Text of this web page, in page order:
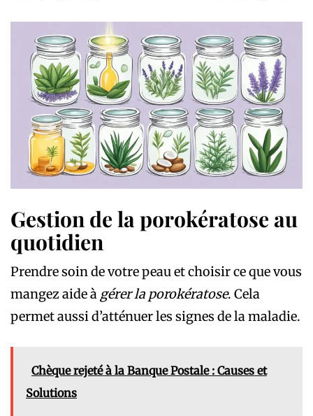
Gestion de la porokératose au
quotidien
Prendre soin de votre peau et choisir ce que vous
mangez aide à gérer la porokératose. Cela
permet aussi d’atténuer les signes de la maladie.
Chèque rejeté à la Banque Postale : Causes et
Solutions